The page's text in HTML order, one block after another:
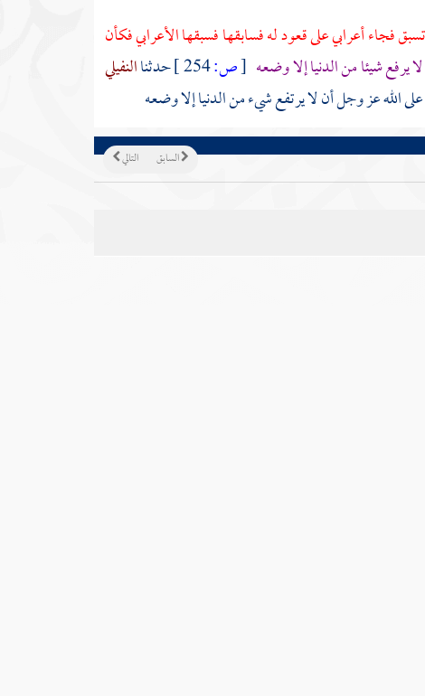
فجاء أعرابي على قعود له فسابقها فسبقها الأعرابي فكأن
شيئا من الدنيا إلا وضعه [ص:254 ] حدثناالنفيلي
الله عز وجل أن لا يرتفع شيء من الدنيا إلا وضعه
التالي السابق